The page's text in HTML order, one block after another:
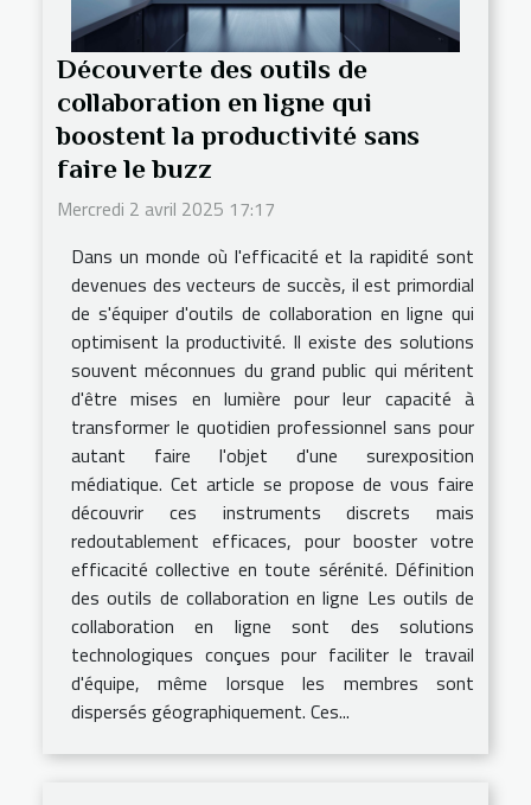
Découverte des outils de
collaboration en ligne qui
boostent la productivité sans
faire le buzz
Mercredi 2 avril 2025 17:17
Dans un monde où l'efficacité et la rapidité sont
devenues des vecteurs de succès, il est primordial
de s'équiper d'outils de collaboration en ligne qui
optimisent la productivité. Il existe des solutions
souvent méconnues du grand public qui méritent
d'être mises en lumière pour leur capacité à
transformer le quotidien professionnel sans pour
autant faire l'objet d'une surexposition
médiatique. Cet article se propose de vous faire
découvrir ces instruments discrets mais
redoutablement efficaces, pour booster votre
efficacité collective en toute sérénité. Définition
des outils de collaboration en ligne Les outils de
collaboration en ligne sont des solutions
technologiques conçues pour faciliter le travail
d'équipe, même lorsque les membres sont
dispersés géographiquement. Ces...